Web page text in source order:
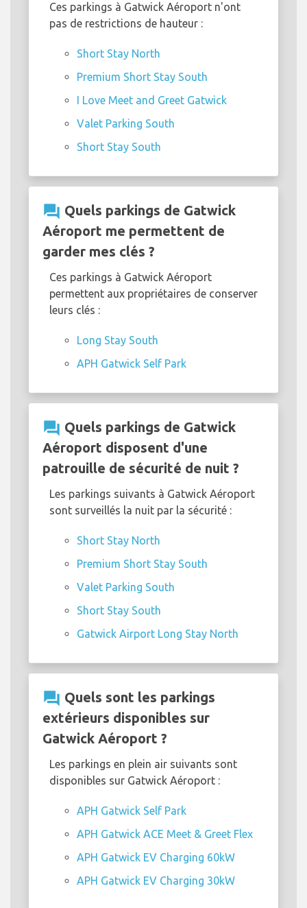
Ces parkings à Gatwick Aéroport n'ont
pas de restrictions de hauteur :
Short Stay North
Premium Short Stay South
I Love Meet and Greet Gatwick
Valet Parking South
Short Stay South
question_answer Quels parkings de Gatwick
Aéroport me permettent de
garder mes clés ?
Ces parkings à Gatwick Aéroport
permettent aux propriétaires de conserver
leurs clés :
Long Stay South
APH Gatwick Self Park
question_answer Quels parkings de Gatwick
Aéroport disposent d'une
patrouille de sécurité de nuit ?
Les parkings suivants à Gatwick Aéroport
sont surveillés la nuit par la sécurité :
Short Stay North
Premium Short Stay South
Valet Parking South
Short Stay South
Gatwick Airport Long Stay North
question_answer Quels sont les parkings
extérieurs disponibles sur
Gatwick Aéroport ?
Les parkings en plein air suivants sont
disponibles sur Gatwick Aéroport :
APH Gatwick Self Park
APH Gatwick ACE Meet & Greet Flex
APH Gatwick EV Charging 60kW
APH Gatwick EV Charging 30kW